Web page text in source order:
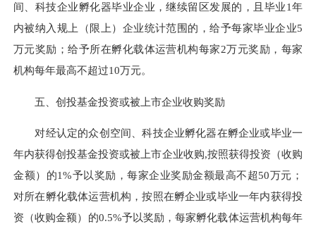
间、科技企业孵化器毕业企业，继续留区发展的，且毕业1年
内被纳入规上（限上）企业统计范围的，给予每家毕业企业5
万元奖励；给予所在孵化载体运营机构每家2万元奖励，每家
机构每年最高不超过10万元。
五、创投基金投资或被上市企业收购奖励
对经认定的众创空间、科技企业孵化器在孵企业或毕业一
年内获得创投基金投资或被上市企业收购,按照获得投资（收购
金额）的1%予以奖励，每家企业奖励金额最高不超50万元；
对所在孵化载体运营机构，按照在孵企业或毕业一年内获得投
资（收购金额）的0.5%予以奖励，每家孵化载体运营机构每年